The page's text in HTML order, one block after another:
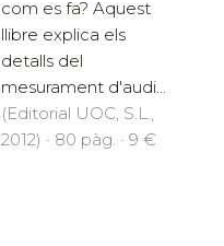
com es fa? Aquest
llibre explica els
detalls del
mesurament d'audi...
(Editorial UOC, S.L.,
2012) · 80 pàg. · 9 €